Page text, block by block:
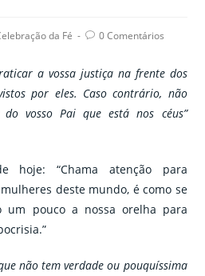
da Fé
Post0 Comentários
a vossa justiça na frente dos
por eles. Caso contrário, não
do vosso Pai que está nos céus”
hoje: “Chama atenção para
deste mundo, é como se
um pouco a nossa orelha para
não tem verdade ou pouquíssima